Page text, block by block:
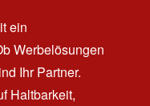
ein
Werbelösungen
Ihr Partner.
Haltbarkeit,